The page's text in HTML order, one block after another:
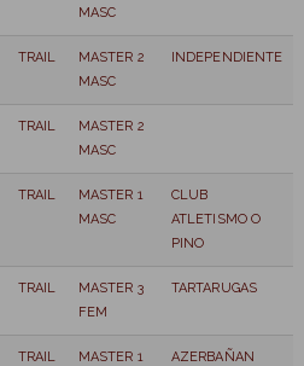
MASC
TRAIL
MASTER 2
MASC
INDEPENDIENTE
TRAIL
MASTER 2
MASC
TRAIL
MASTER 1
MASC
CLUB
ATLETISMO O
PINO
TRAIL
MASTER 3
FEM
TARTARUGAS
TRAIL
MASTER 1
AZERBAÑAN